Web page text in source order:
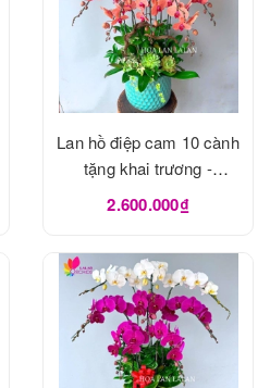
Lan hồ điệp cam 10 cành
tặng khai trương -
LHD952
2.600.000₫